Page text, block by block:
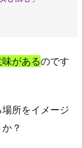
味があるのです
所をイメージ
？